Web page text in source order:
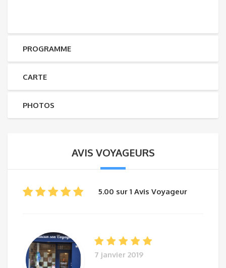
PROGRAMME
CARTE
PHOTOS
AVIS VOYAGEURS
5.00 sur 1 Avis Voyageur
7 janvier 2019